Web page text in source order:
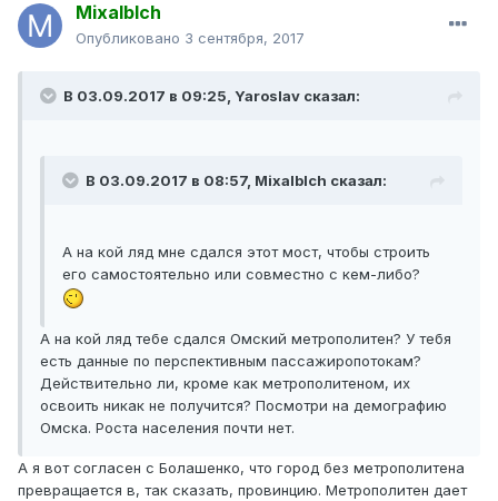
Mixalblch
Опубликовано 3 сентября, 2017
В 03.09.2017 в 09:25, Yaroslav сказал:
В 03.09.2017 в 08:57, Mixalblch сказал:
А на кой ляд мне сдался этот мост, чтобы строить
его самостоятельно или совместно с кем-либо?
А на кой ляд тебе сдался Омский метрополитен? У тебя
есть данные по перспективным пассажиропотокам?
Действительно ли, кроме как метрополитеном, их
освоить никак не получится? Посмотри на демографию
Омска. Роста населения почти нет.
А я вот согласен с Болашенко, что город без метрополитена
превращается в, так сказать, провинцию. Метрополитен дает